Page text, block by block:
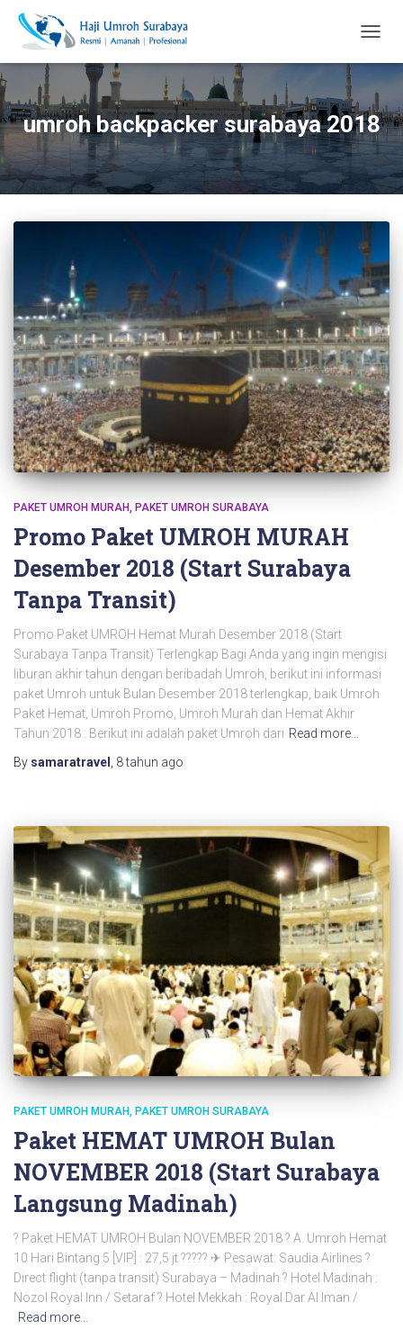
umroh backpacker surabaya 2018
PAKET UMROH MURAH PAKET UMROH SURABAYA
Promo Paket UMROH MURAH
Desember 2018 (Start Surabaya
Tanpa Transit)
Promo Paket UMROH Hemat Murah Desember 2018 (Start
Surabaya Tanpa Transit) Terlengkap Bagi Anda yang ingin mengisi
liburan akhir tahun dengan beribadah Umroh, berikut ini informasi
paket Umroh untuk Bulan Desember 2018 terlengkap, baik Umroh
Paket Hemat, Umroh Promo, Umroh Murah dan Hemat Akhir
Tahun 2018 : Berikut ini adalah paket Umroh dari Read more…
By samaratravel 8 tahun ago
PAKET UMROH MURAH PAKET UMROH SURABAYA
Paket HEMAT UMROH Bulan
NOVEMBER 2018 (Start Surabaya
Langsung Madinah)
? Paket HEMAT UMROH Bulan NOVEMBER 2018 ? A. Umroh Hemat
10 Hari Bintang 5 [VIP] : 27,5 jt ????? ✈ Pesawat: Saudia Airlines ?
Direct flight (tanpa transit) Surabaya – Madinah ? Hotel Madinah :
Nozol Royal Inn / Setaraf ? Hotel Mekkah : Royal Dar Al Iman /
Read more…